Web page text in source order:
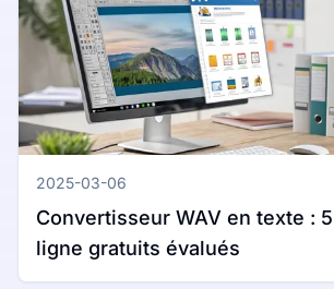
2025-03-06
Convertisseur WAV en texte :
ligne gratuits évalués